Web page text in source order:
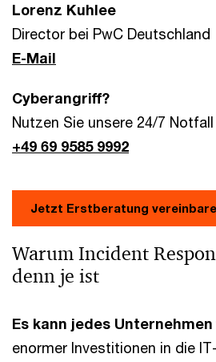
Lorenz Kuhlee
Director bei PwC Deutschland
E-Mail
Cyberangriff?
Nutzen Sie unsere 24/7
+49 69 9585 9992
Jetzt Erstberatung
Warum Incident
denn je ist
Es kann jedes
enormer Investitionen in die